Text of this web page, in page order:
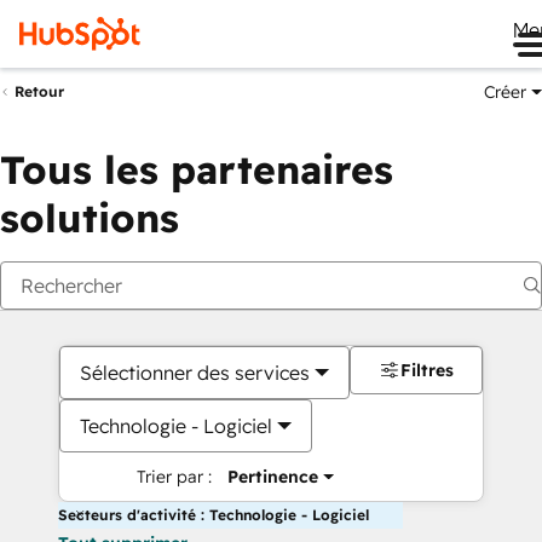
Retour Créer
Tous les partenaires
solutions
Sélectionner des services
Technologie - Logiciel
Trier par : Pertinence
Filtres
Secteurs d'activité : Technologie - Logiciel